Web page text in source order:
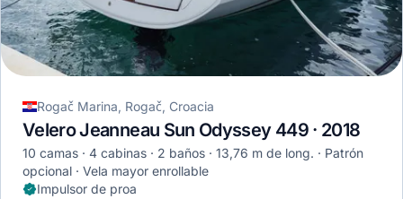
Rogač Marina, Rogač, Croacia
Velero Jeanneau Sun Odyssey 449 · 2018
10 camas 4 cabinas 2 baños 13,76 m de long.
Patrón
opcional
Vela mayor enrollable
Impulsor de proa